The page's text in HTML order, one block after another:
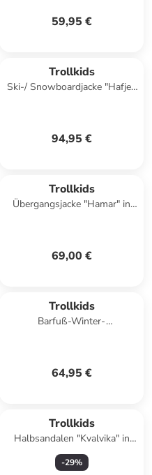
59,95 €
Trollkids
Ski-/ Snowboardjacke "Hafjell
94,95 €
Trollkids
Übergangsjacke "Hamar" in
69,00 €
Trollkids
Barfuß-Winter-
64,95 €
Trollkids
Halbsandalen "Kvalvika" in
Lila
-29%